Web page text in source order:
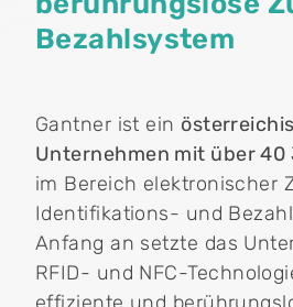
Bezahlsystem
Gantner ist ein
Unternehmen mit über
im Bereich elektronischer
Identifikations- und
Anfang an setzte das
RFID- und NFC-